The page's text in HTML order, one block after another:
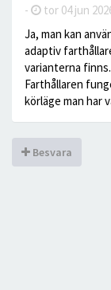
- tor 04 jun
Ja, man kan
adaptiv
varianterna finns.
Farthållaren
körläge man har
Besvara